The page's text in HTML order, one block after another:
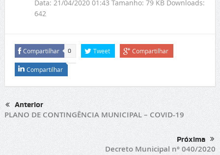
Data: 21/04/2020 01:43 Tamanho: 79 KB Downloads:
642
Compartilhar 0 Tweet Compartilhar
Compartilhar
Anterior
PLANO DE CONTINGÊNCIA MUNICIPAL – COVID-19
Próxima
Decreto Municipal nº 040/2020